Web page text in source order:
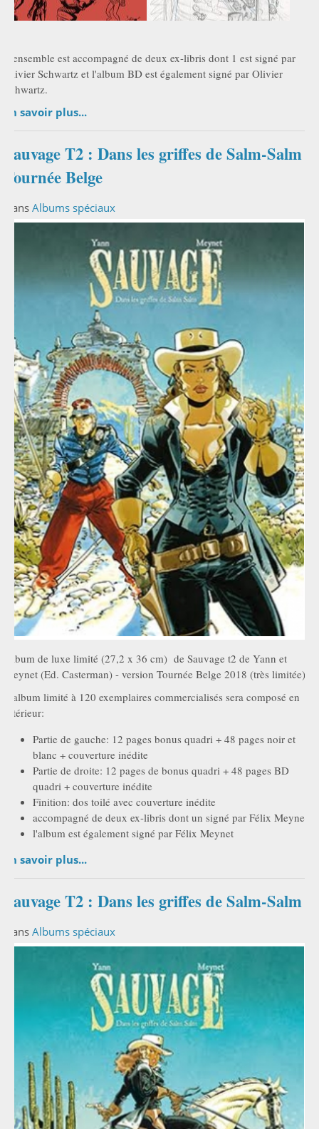
L’ensemble est accompagné de deux ex-libris dont 1 est signé par
Olivier Schwartz et l'album BD est également signé par Olivier
Schwartz.
En savoir plus...
Sauvage T2 : Dans les griffes de Salm-Salm :
Tournée Belge
Dans Albums spéciaux
Album de luxe limité (27,2 x 36 cm) de Sauvage t2 de Yann et
Meynet (Ed. Casterman) - version Tournée Belge 2018 (très limitée)
L'album limité à 120 exemplaires commercialisés sera composé en
intérieur:
Partie de gauche: 12 pages bonus quadri + 48 pages noir et
blanc + couverture inédite
Partie de droite: 12 pages de bonus quadri + 48 pages BD
quadri + couverture inédite
Finition: dos toilé avec couverture inédite
accompagné de deux ex-libris dont un signé par Félix Meynet
l'album est également signé par Félix Meynet
En savoir plus...
Sauvage T2 : Dans les griffes de Salm-Salm
Dans Albums spéciaux